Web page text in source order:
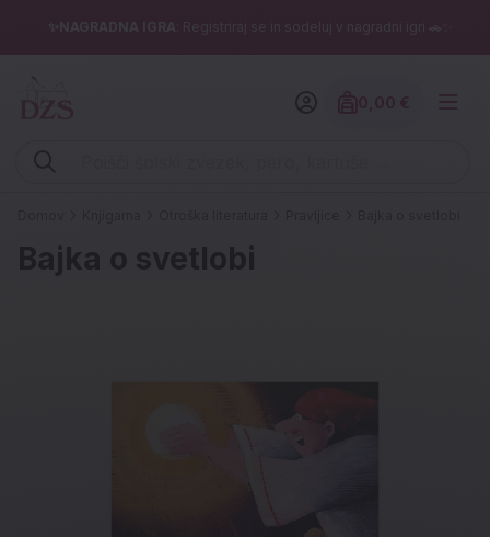
✨NAGRADNA IGRA : Registriraj se in sodeluj v nagradni igri 🚗✨
Vpišite iskalni niz (šolski zvezek, pero, kartuše ...)
Bajka o svetlobi